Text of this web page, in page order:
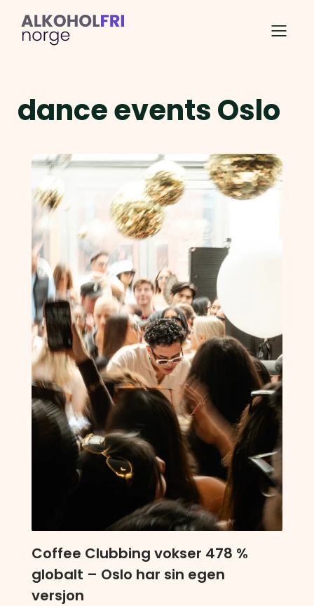
dance events Oslo
Coffee Clubbing vokser 478 %
globalt – Oslo har sin egen
versjon